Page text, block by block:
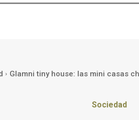
Glamni tiny house: las mini casas
Sociedad